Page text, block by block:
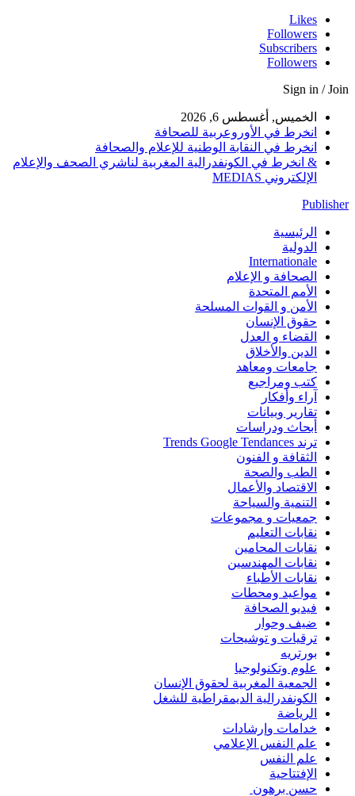
Likes
Followers
Subscribers
Followers
Sign in / Join
الخميس, أغسطس 6, 2026
انخرط في الأوروعربية للصحافة
انخرط في النقابة الوطنية للإعلام والصحافة
& انخرط في الكونفدرالية المغربية لناشري الصحف والإعلام
الإلكتروني MEDIAS
Publisher
الرئيسية
الدولية
Internationale
الصحافة و الإعلام
الأمم المتحدة
الأمن و القوات المسلحة
حقوق الإنسان
القضاء و العدل
الدين والأخلاق
جامعات ومعاهد
كتب ومراجيع
آراء وأفكار
تقارير وبيانات
أبحاث ودراسات
ترند Trends Google Tendances
الثقافة و الفنون
الطب والصحة
الاقتصاد والأعمال
التنمية والسياحة
جمعيات و مجموعات
نقابات التعليم
نقابات المحامين
نقابات المهندسين
نقابات الأطباء
مواعيد ومحطات
فيديو الصحافة
ضيف وحوار
ترقيات و توشيحات
بورتريه
علوم وتكنولوجيا
الجمعية المغربية لحقوق الإنسان
الكونفدرالية الديمقراطية للشغل
الرياضة
خدامات وإرشادات
علم النفس الإعلامي
علم النفس
الإفتتاحية
حسن برهون